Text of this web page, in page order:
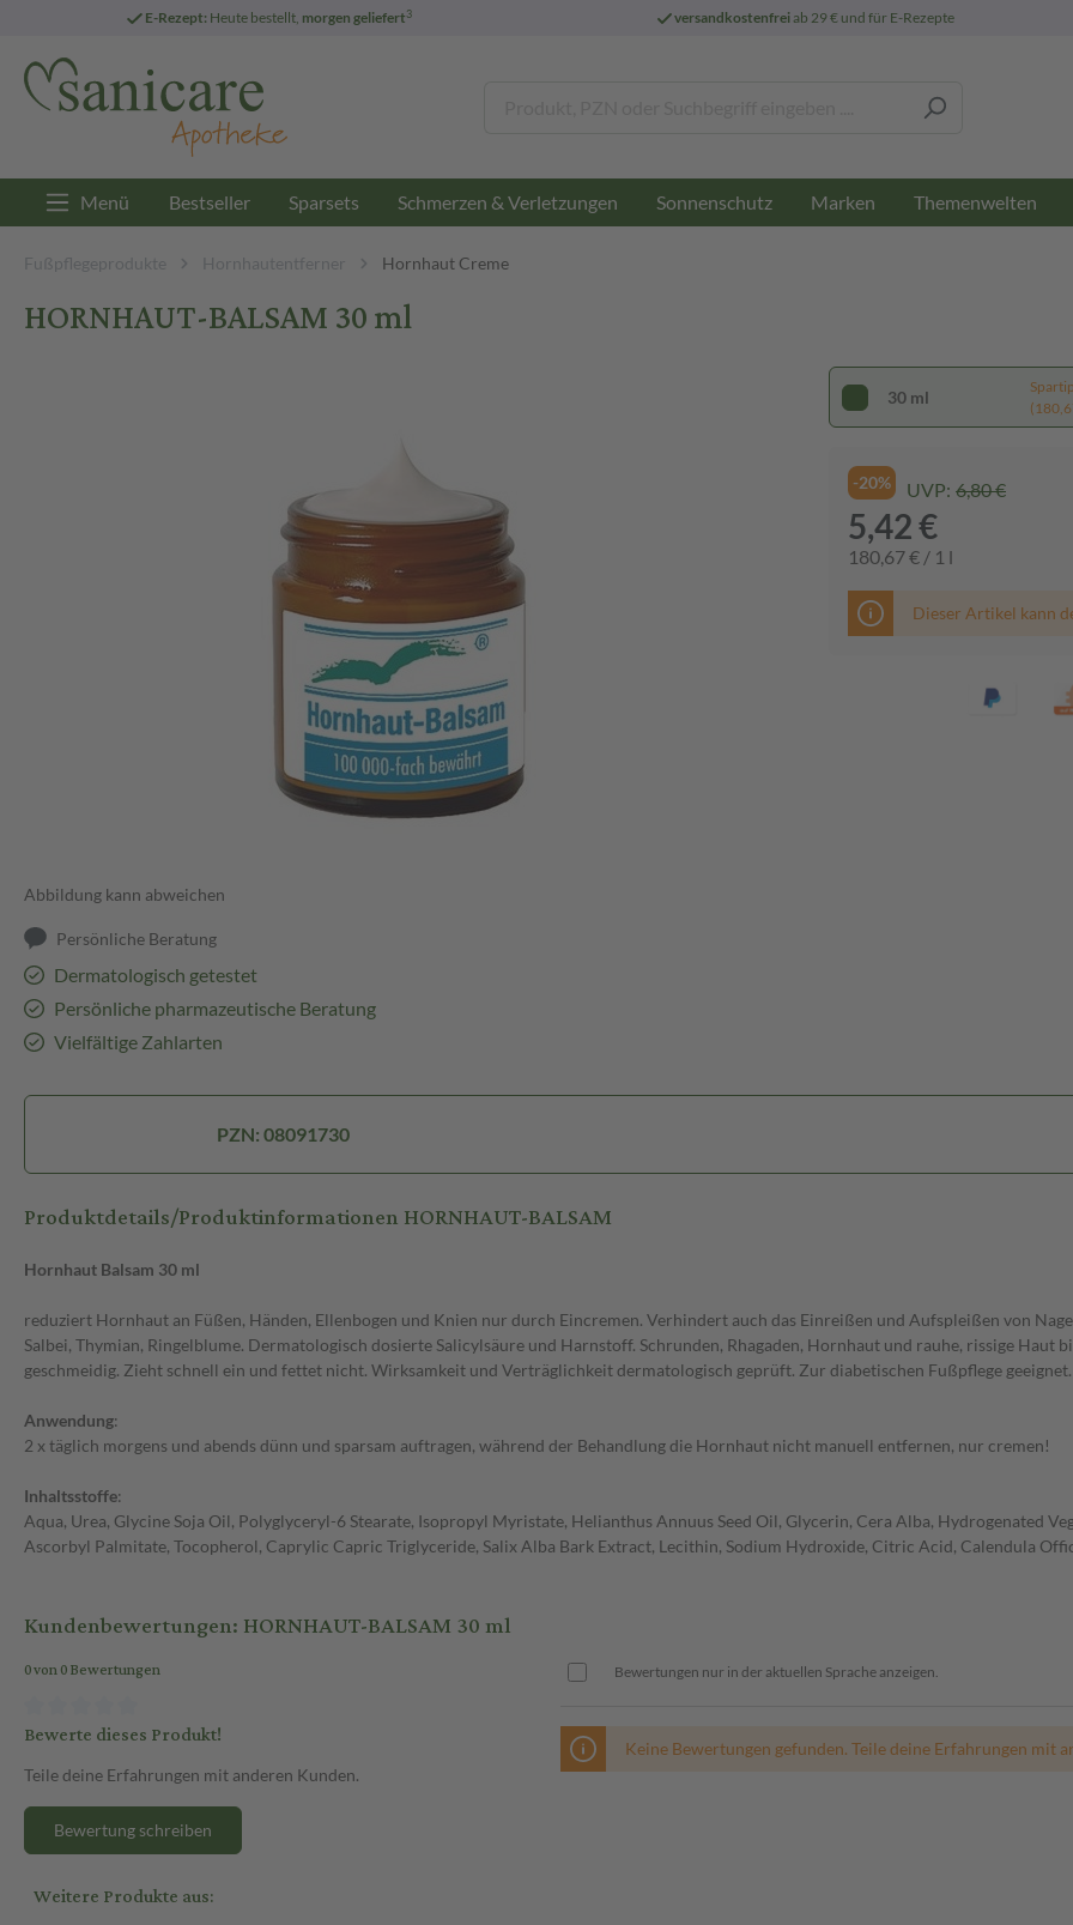
E-Rezept: Heute bestellt, morgen geliefert3 versandkostenfreiab 29 € und für E-Rezepte
Menü Bestseller Sparsets Schmerzen & Verletzungen Sonnenschutz Marken Themenwelten
Fußpflegeprodukte Hornhautentferner Hornhaut Creme
HORNHAUT-BALSAM 30 ml
Abbildung kann abweichen
Persönliche Beratung
Dermatologisch getestet
Persönliche pharmazeutische Beratung
Vielfältige Zahlarten
30 ml
-20% UVP: 6,80 €
5,42 €
180,67 € / 1 l
Dieser Artikel kann
PZN: 08091730
Produktdetails/Produktinformationen HORNHAUT-BALSAM
Hornhaut Balsam 30 ml
reduziert Hornhaut an Füßen, Händen, Ellenbogen und Knien nur durch Eincremen. Verhindert auch das Einreißen und Aufspleißen von
Salbei, Thymian, Ringelblume. Dermatologisch dosierte Salicylsäure und Harnstoff. Schrunden, Rhagaden, Hornhaut und rauhe, rissige
geschmeidig. Zieht schnell ein und fettet nicht. Wirksamkeit und Verträglichkeit dermatologisch geprüft. Zur diabetischen Fußpflege geeignet.
Anwendung:
2 x täglich morgens und abends dünn und sparsam auftragen, während der Behandlung die Hornhaut nicht manuell entfernen, nur cremen!
Inhaltsstoffe:
Aqua, Urea, Glycine Soja Oil, Polyglyceryl-6 Stearate, Isopropyl Myristate, Helianthus Annuus Seed Oil, Glycerin, Cera Alba, Hydrogenated
Ascorbyl Palmitate, Tocopherol, Caprylic Capric Triglyceride, Salix Alba Bark Extract, Lecithin, Sodium Hydroxide, Citric Acid, Calendula
Kundenbewertungen: HORNHAUT-BALSAM 30 ml
0 von 0 Bewertungen
Bewerte dieses Produkt!
Teile deine Erfahrungen mit anderen Kunden.
Bewertung schreiben
Bewertungen nur in der aktuellen Sprache anzeigen.
Keine Bewertungen gefunden. Teile deine Erfahrungen mit
Weitere Produkte aus: